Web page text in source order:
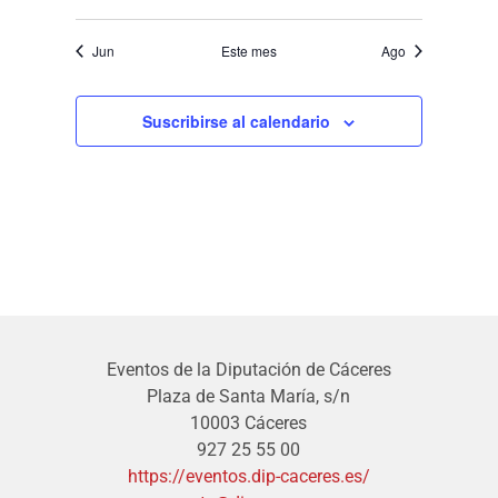
Jun Este mes Ago
Suscribirse al calendario
Eventos de la Diputación de Cáceres
Plaza de Santa María, s/n
10003 Cáceres
927 25 55 00
https://eventos.dip-caceres.es/